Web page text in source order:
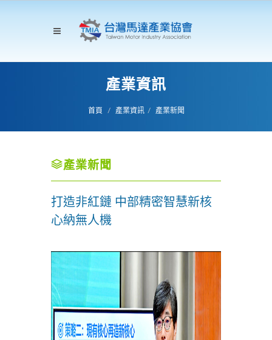
產業資訊
首頁 產業資訊 產業新聞
產業新聞
打造非紅鏈 中部精密智慧新核
心納無人機